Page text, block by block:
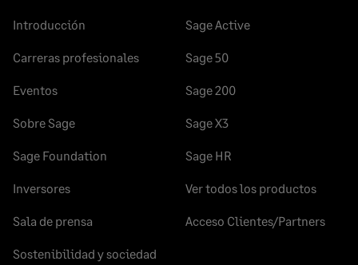
Introducción
Carreras profesionales
Eventos
Sobre Sage
Sage Foundation
Inversores
Sala de prensa
Sostenibilidad y sociedad
Sage Active
Sage 50
Sage 200
Sage X3
Sage HR
Ver todos los productos
Acceso Clientes/Partners